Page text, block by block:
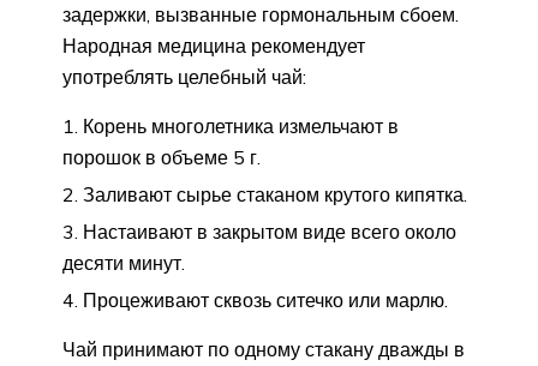
задержки, вызванные гормональным сбоем.
Народная медицина рекомендует
употреблять целебный чай:
Корень многолетника измельчают в
порошок в объеме 5 г.
Заливают сырье стаканом крутого кипятка.
Настаивают в закрытом виде всего около
десяти минут.
Процеживают сквозь ситечко или марлю.
Чай принимают по одному стакану дважды в